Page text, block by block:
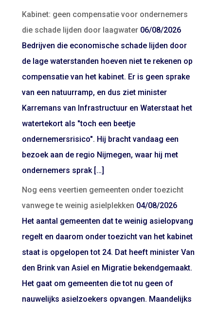
Kabinet: geen compensatie voor ondernemers
die schade lijden door laagwater 06/08/2026
Bedrijven die economische schade lijden door
de lage waterstanden hoeven niet te rekenen op
compensatie van het kabinet. Er is geen sprake
van een natuurramp, en dus ziet minister
Karremans van Infrastructuur en Waterstaat het
watertekort als "toch een beetje
ondernemersrisico". Hij bracht vandaag een
bezoek aan de regio Nijmegen, waar hij met
ondernemers sprak […]
Nog eens veertien gemeenten onder toezicht
vanwege te weinig asielplekken 04/08/2026
Het aantal gemeenten dat te weinig asielopvang
regelt en daarom onder toezicht van het kabinet
staat is opgelopen tot 24. Dat heeft minister Van
den Brink van Asiel en Migratie bekendgemaakt.
Het gaat om gemeenten die tot nu geen of
nauwelijks asielzoekers opvangen. Maandelijks